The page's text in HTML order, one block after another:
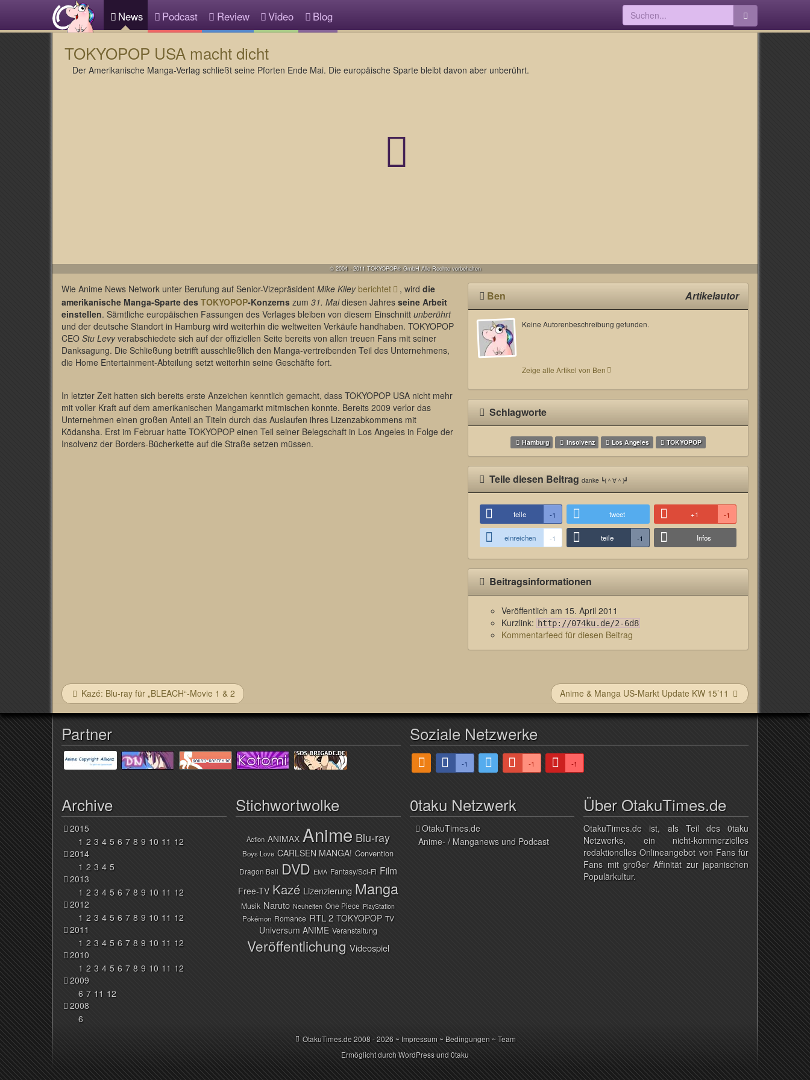
News Podcast Review Video Blog
TOKYOPOP USA macht dicht
Der Amerikanische Manga-Verlag schließt seine Pforten Ende Mai. Die europäische Sparte bleibt davon aber unberührt.
© 2004 - 2011 TOKYOPOP® GmbH Alle Rechte vorbehalten
Wie Anime News Network unter Berufung auf Senior-Vizepräsident Mike Kiley berichtet , wird die
amerikanische Manga-Sparte des TOKYOPOP-Konzerns zum 31. Maidiesen Jahres seine Arbeit
einstellen. Sämtliche europäischen Fassungen des Verlages bleiben von diesem Einschnitt unberührt
und der deutsche Standort in Hamburg wird weiterhin die weltweiten Verkäufe handhaben. TOKYOPOP
CEO Stu Levyverabschiedete sich auf der offiziellen Seite bereits von allen treuen Fans mit seiner
Danksagung. Die Schließung betrifft ausschließlich den Manga-vertreibenden Teil des Unternehmens,
die Home Entertainment-Abteilung setzt weiterhin seine Geschäfte fort.
In letzter Zeit hatten sich bereits erste Anzeichen kenntlich gemacht, dass TOKYOPOP USA nicht mehr
mit voller Kraft auf dem amerikanischen Mangamarkt mitmischen konnte. Bereits 2009 verlor das
Unternehmen einen großen Anteil an Titeln durch das Auslaufen ihres Lizenzabkommens mit
Kōdansha. Erst im Februar hatte TOKYOPOP einen Teil seiner Belegschaft in Los Angeles in Folge der
Insolvenz der Borders-Bücherkette auf die Straße setzen müssen.
Ben Artikelautor
Keine Autorenbeschreibung gefunden.
Zeige alle Artikel von Ben
Schlagworte
Hamburg Insolvenz Los Angeles TOKYOPOP
Teile diesen Beitragdanke ┗(＾∀＾)┛
teile -1 tweet +1 -1
einreichen -1 teile -1 Infos
Beitragsinformationen
Veröffentlich am 15. April 2011
Kurzlink: http://074ku.de/2-6d8
Kommentarfeed für diesen Beitrag
Kazé: Blu-ray für „BLEACH“-Movie 1 & 2 Anime & Manga US-Markt Update KW 15’11
Partner Soziale Netzwerke
-1 -1 -1
Archive
2015
1 2 3 4 5 6 7 8 9 10 11 12
2014
1 2 3 4 5
2013
1 2 3 4 5 6 7 8 9 10 11 12
2012
1 2 3 4 5 6 7 8 9 10 11 12
2011
1 2 3 4 5 6 7 8 9 10 11 12
2010
1 2 3 4 5 6 7 8 9 10 11 12
2009
6 7 11 12
2008
6
Stichwortwolke
Action ANIMAX Anime Blu-ray
Boys Love CARLSEN MANGA! Convention
Dragon Ball DVD EMA Fantasy/Sci-Fi Film
Free-TV Kazé Lizenzierung Manga
Musik Naruto Neuheiten One Piece PlayStation
Pokémon Romance RTL 2 TOKYOPOP TV
Universum ANIME Veranstaltung
Veröffentlichung Videospiel
0taku Netzwerk
OtakuTimes.de
Anime- / Manganews und Podcast
Über OtakuTimes.de
OtakuTimes.de ist, als Teil des 0taku
Netzwerks, ein nicht-kommerzielles
redaktionelles Onlineangebot von Fans für
Fans mit großer Affinität zur japanischen
Populärkultur.
OtakuTimes.de2008 - 2026 ~ Impressum ~ Bedingungen ~Team
Ermöglicht durchWordPressund 0taku